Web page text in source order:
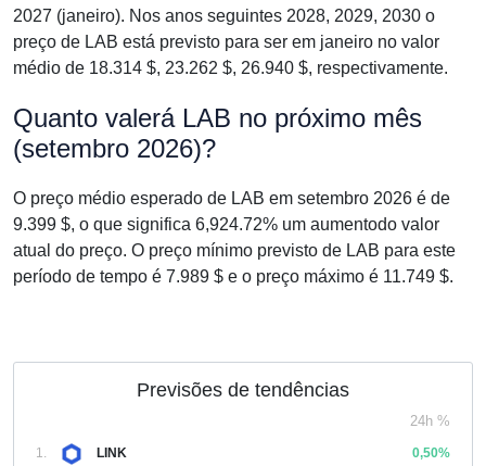
2027 (janeiro). Nos anos seguintes 2028, 2029, 2030 o
preço de LAB está previsto para ser em janeiro no valor
médio de 18.314 $, 23.262 $, 26.940 $, respectivamente.
Quanto valerá LAB no próximo mês
(setembro 2026)?
O preço médio esperado de LAB em setembro 2026 é de
9.399 $, o que significa 6,924.72% um aumentodo valor
atual do preço. O preço mínimo previsto de LAB para este
período de tempo é 7.989 $ e o preço máximo é 11.749 $.
Previsões de tendências
24h %
1.
LINK
0,50%